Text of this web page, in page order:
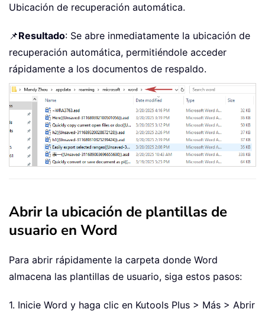
Ubicación de recuperación automática.
📌Resultado: Se abre inmediatamente la ubicación de
recuperación automática, permitiéndole acceder
rápidamente a los documentos de respaldo.
Abrir la ubicación de plantillas de
usuario en Word
Para abrir rápidamente la carpeta donde Word
almacena las plantillas de usuario, siga estos pasos:
1. Inicie Word y haga clic en Kutools Plus > Más > Abrir